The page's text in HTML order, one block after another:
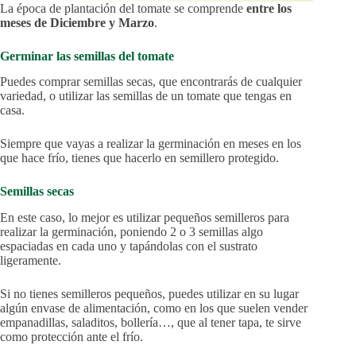
La época de plantación del tomate se comprende entre los
meses de Diciembre y Marzo.
Germinar las semillas del tomate
Puedes comprar semillas secas, que encontrarás de cualquier
variedad, o utilizar las semillas de un tomate que tengas en
casa.
Siempre que vayas a realizar la germinación en meses en los
que hace frío, tienes que hacerlo en semillero protegido.
Semillas secas
En este caso, lo mejor es utilizar pequeños semilleros para
realizar la germinación, poniendo 2 o 3 semillas algo
espaciadas en cada uno y tapándolas con el sustrato
ligeramente.
Si no tienes semilleros pequeños, puedes utilizar en su lugar
algún envase de alimentación, como en los que suelen vender
empanadillas, saladitos, bollería…, que al tener tapa, te sirve
como protección ante el frío.